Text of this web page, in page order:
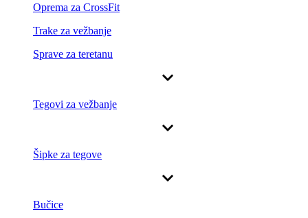
Oprema za CrossFit
Trake za vežbanje
Sprave za teretanu
Tegovi za vežbanje
Šipke za tegove
Bučice